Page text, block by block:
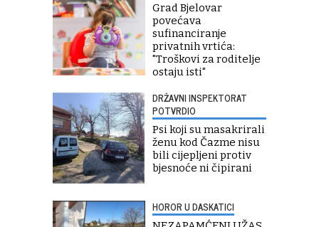
Grad Bjelovar
povećava
sufinanciranje
privatnih vrtića:
"Troškovi za roditelje
ostaju isti"
DRŽAVNI INSPEKTORAT
POTVRDIO
Psi koji su masakrirali
ženu kod Čazme nisu
bili cijepljeni protiv
bjesnoće ni čipirani
HOROR U DASKATICI